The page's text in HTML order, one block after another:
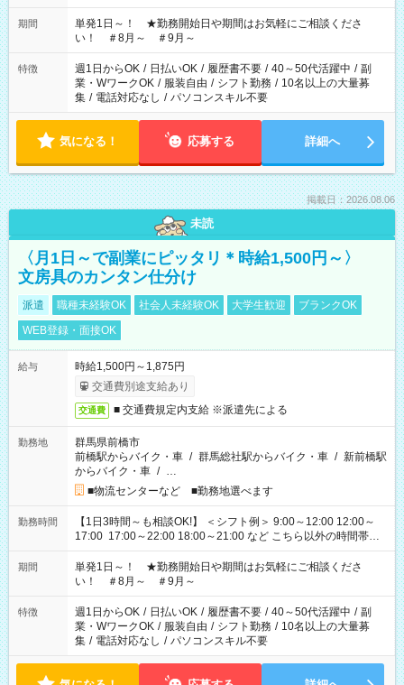
お気軽にご相談ください！
期間
単発1日～！ ★勤務開始日や期間はお気軽にご相談くださ
い！ ＃8月～ ＃9月～
特徴 週1日からOK / 日払いOK / 履歴書不要 / 40～50代活躍中 / 副
業・WワークOK / 服装自由 / シフト勤務 / 10名以上の大量募
集 / 電話対応なし / パソコンスキル不要
気になる！ 応募する 詳細へ
掲載日：2026.08.06
未読
〈月1日～で副業にピッタリ＊時給1,500円～〉
文房具のカンタン仕分け
派遣 職種未経験OK 社会人未経験OK 大学生歓迎
ブランクOK
WEB登録・面接OK
給与
時給1,500円～1,875円
交通費別途支給あり
交通費 ■ 交通費規定内支給 ※派遣先による
勤務地
群馬県前橋市
前橋駅からバイク・車 / 群馬総社駅からバイク・車 / 新前橋駅
からバイク・車 / …
■物流センターなど ■勤務地選べます
勤務時間
【1日3時間～も相談OK!】 ＜シフト例＞ 9:00～12:00 12:00～
17:00 17:00～22:00 18:00～21:00 など こちら以外の時間帯も
お気軽にご相談ください！
期間
単発1日～！ ★勤務開始日や期間はお気軽にご相談くださ
い！ ＃8月～ ＃9月～
特徴 週1日からOK / 日払いOK / 履歴書不要 / 40～50代活躍中 / 副
業・WワークOK / 服装自由 / シフト勤務 / 10名以上の大量募
集 / 電話対応なし / パソコンスキル不要